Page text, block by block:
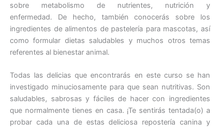
sobre metabolismo de nutrientes, nutrición y
enfermedad. De hecho, también conocerás sobre los
ingredientes de alimentos de pastelería para mascotas, así
como formular dietas saludables y muchos otros temas
referentes al bienestar animal.
Todas las delicias que encontrarás en este curso se han
investigado minuciosamente para que sean nutritivas. Son
saludables, sabrosas y fáciles de hacer con ingredientes
que normalmente tienes en casa. ¡Te sentirás tentada(o) a
probar cada una de estas deliciosa repostería canina y